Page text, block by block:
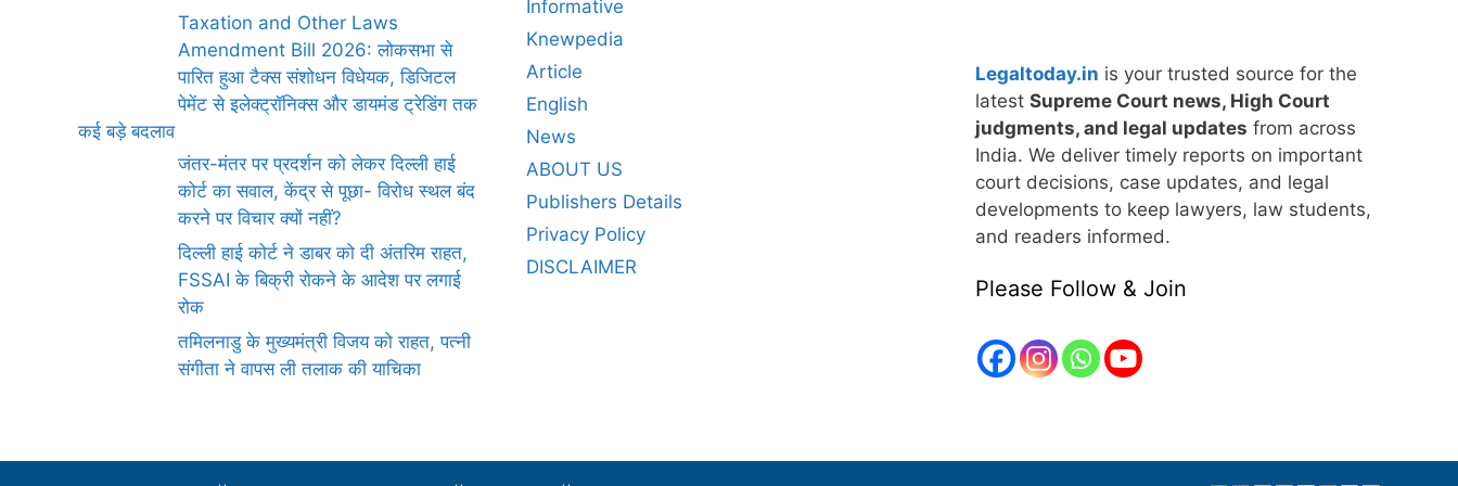
Taxation and Other Laws
Amendment Bill 2026: लोकसभा से
पारित हुआ टैक्स संशोधन विधेयक, डिजिटल
पेमेंट से इलेक्ट्रॉनिक्स और डायमंड ट्रेडिंग तक
कई बड़े बदलाव
जंतर-मंतर पर प्रदर्शन को लेकर दिल्ली हाई
कोर्ट का सवाल, केंद्र से पूछा- विरोध स्थल बंद
करने पर विचार क्यों नहीं?
दिल्ली हाई कोर्ट ने डाबर को दी अंतरिम राहत,
FSSAI के बिक्री रोकने के आदेश पर लगाई
रोक
तमिलनाडु के मुख्यमंत्री विजय को राहत, पत्नी
संगीता ने वापस ली तलाक की याचिका
Informative
Knewpedia
Article
English
News
ABOUT US
Publishers Details
Privacy Policy
DISCLAIMER
Legaltoday.in is your trusted source for the
latest Supreme Court news, High Court
judgments, and legal updates from across
India. We deliver timely reports on important
court decisions, case updates, and legal
developments to keep lawyers, law students,
and readers informed.
Please Follow & Join